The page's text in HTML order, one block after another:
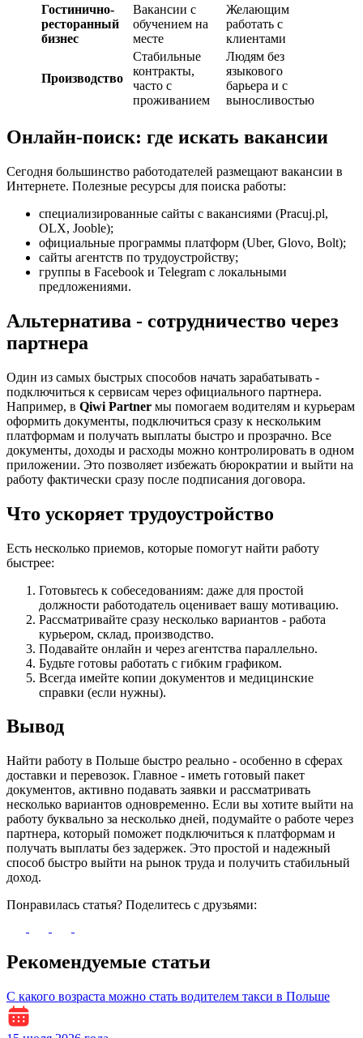
Гостинично-
ресторанный
бизнес
Вакансии с
обучением на
месте
Желающим
работать с
клиентами
Производство
Стабильные
контракты,
часто с
проживанием
Людям без
языкового
барьера и с
выносливостью
Онлайн-поиск: где искать вакансии
Сегодня большинство работодателей размещают вакансии в
Интернете. Полезные ресурсы для поиска работы:
специализированные сайты с вакансиями (Pracuj.pl,
OLX, Jooble);
официальные программы платформ (Uber, Glovo, Bolt);
сайты агентств по трудоустройству;
группы в Facebook и Telegram с локальными
предложениями.
Альтернатива - сотрудничество через
партнера
Один из самых быстрых способов начать зарабатывать -
подключиться к сервисам через официального партнера.
Например, в Qiwi Partner мы помогаем водителям и курьерам
оформить документы, подключиться сразу к нескольким
платформам и получать выплаты быстро и прозрачно. Все
документы, доходы и расходы можно контролировать в одном
приложении. Это позволяет избежать бюрократии и выйти на
работу фактически сразу после подписания договора.
Что ускоряет трудоустройство
Есть несколько приемов, которые помогут найти работу
быстрее:
Готовьтесь к собеседованиям: даже для простой
должности работодатель оценивает вашу мотивацию.
Рассматривайте сразу несколько вариантов - работа
курьером, склад, производство.
Подавайте онлайн и через агентства параллельно.
Будьте готовы работать с гибким графиком.
Всегда имейте копии документов и медицинские
справки (если нужны).
Вывод
Найти работу в Польше быстро реально - особенно в сферах
доставки и перевозок. Главное - иметь готовый пакет
документов, активно подавать заявки и рассматривать
несколько вариантов одновременно. Если вы хотите выйти на
работу буквально за несколько дней, подумайте о работе через
партнера, который поможет подключиться к платформам и
получать выплаты без задержек. Это простой и надежный
способ быстро выйти на рынок труда и получить стабильный
доход.
Понравилась статья? Поделитесь с друзьями:
Рекомендуемые статьи
С какого возраста можно стать водителем такси в Польше